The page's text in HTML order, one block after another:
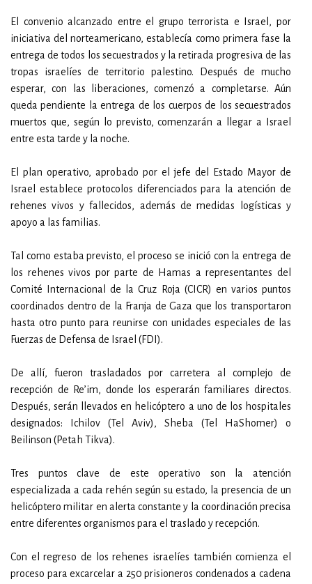
El convenio alcanzado entre el grupo terrorista e Israel, por
iniciativa del norteamericano, establecía como primera fase la
entrega de todos los secuestrados y la retirada progresiva de las
tropas israelíes de territorio palestino. Después de mucho
esperar, con las liberaciones, comenzó a completarse. Aún
queda pendiente la entrega de los cuerpos de los secuestrados
muertos que, según lo previsto, comenzarán a llegar a Israel
entre esta tarde y la noche.
El plan operativo, aprobado por el jefe del Estado Mayor de
Israel establece protocolos diferenciados para la atención de
rehenes vivos y fallecidos, además de medidas logísticas y
apoyo a las familias.
Tal como estaba previsto, el proceso se inició con la entrega de
los rehenes vivos por parte de Hamas a representantes del
Comité Internacional de la Cruz Roja (CICR) en varios puntos
coordinados dentro de la Franja de Gaza que los transportaron
hasta otro punto para reunirse con unidades especiales de las
Fuerzas de Defensa de Israel (FDI).
De allí, fueron trasladados por carretera al complejo de
recepción de Re’im, donde los esperarán familiares directos.
Después, serán llevados en helicóptero a uno de los hospitales
designados: Ichilov (Tel Aviv), Sheba (Tel HaShomer) o
Beilinson (Petah Tikva).
Tres puntos clave de este operativo son la atención
especializada a cada rehén según su estado, la presencia de un
helicóptero militar en alerta constante y la coordinación precisa
entre diferentes organismos para el traslado y recepción.
Con el regreso de los rehenes israelíes también comienza el
proceso para excarcelar a 250 prisioneros condenados a cadena